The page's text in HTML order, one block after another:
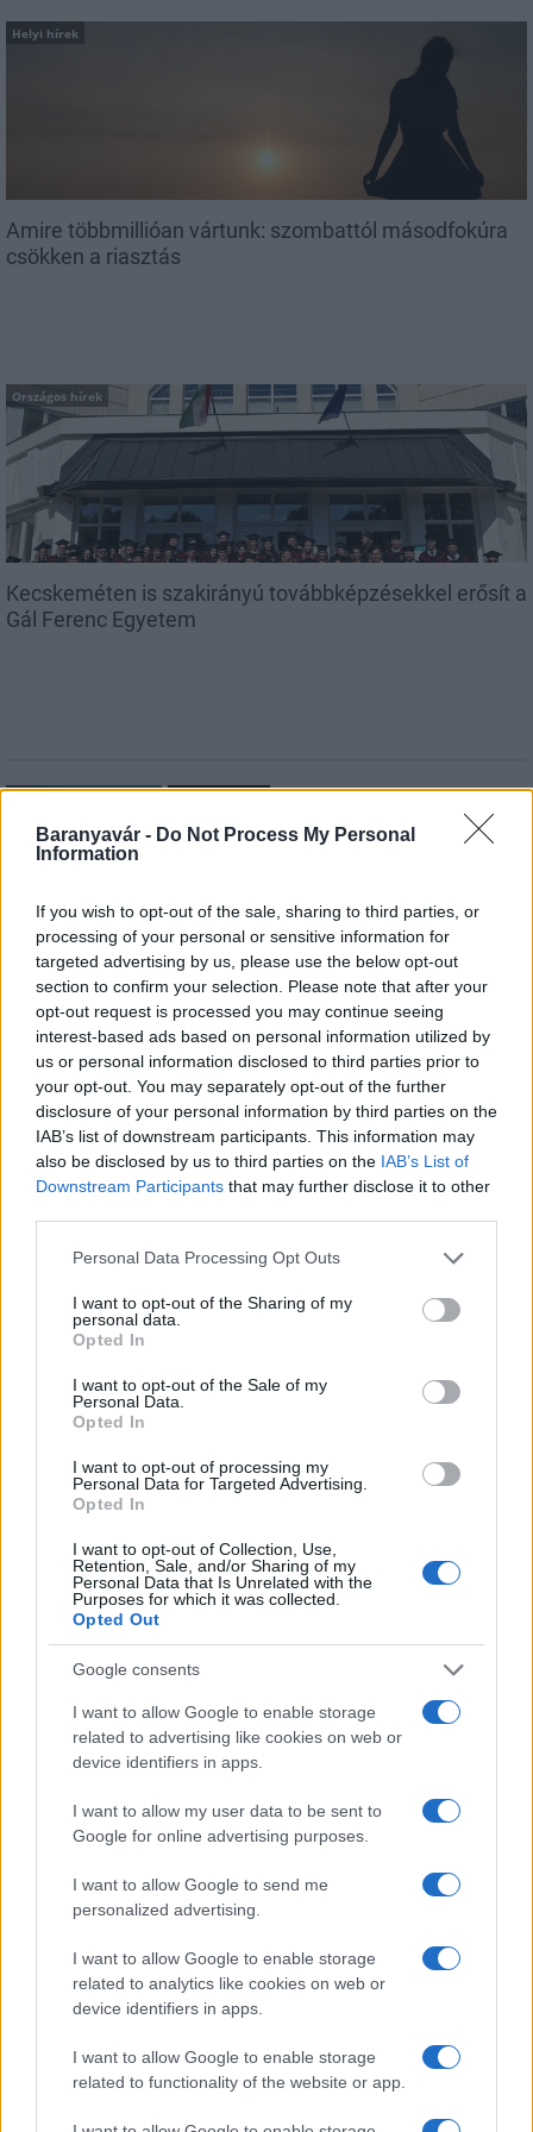
Baranyavár - Do Not Process My Personal
Information
If you wish to opt-out of the sale, sharing to third parties, or
processing of your personal or sensitive information for
targeted advertising by us, please use the below opt-out
section to confirm your selection. Please note that after your
opt-out request is processed you may continue seeing
interest-based ads based on personal information utilized by
us or personal information disclosed to third parties prior to
your opt-out. You may separately opt-out of the further
disclosure of your personal information by third parties on the
IAB’s list of downstream participants. This information may
also be disclosed by us to third parties on the IAB’s List of
Downstream Participants that may further disclose it to other
Please note that this website/app uses one or more Google
not limited to your visit or usage behaviour. You may click to
grant or deny consent to Google and its third-party tags to
use your data for below specified purposes in below Google
consent section.
Personal Data Processing Opt Outs
I want to opt-out of the Sharing of my
personal data.
Opted In
I want to opt-out of the Sale of my
Personal Data.
Opted In
I want to opt-out of processing my
Personal Data for Targeted Advertising.
Opted In
I want to opt-out of Collection, Use,
Retention, Sale, and/or Sharing of my
Personal Data that Is Unrelated with the
Purposes for which it was collected.
Opted Out
Google consents
I want to allow Google to enable storage
related to advertising like cookies on web or
device identifiers in apps.
I want to allow my user data to be sent to
Google for online advertising purposes.
I want to allow Google to send me
personalized advertising.
I want to allow Google to enable storage
related to analytics like cookies on web or
device identifiers in apps.
I want to allow Google to enable storage
related to functionality of the website or app.
Helyi hírek
Amire többmillióan vártunk: szombattól másodfokúra
csökken a riasztás
Országos hírek
Kecskeméten is szakirányú továbbképzésekkel erősít a
Gál Ferenc Egyetem
A lakosságra is fontos szerep hárul a
szúnyoginvázió elkerülésében
Országos hírek
Itt az ÉVOSZ megoldása a hőhullámok és
az energiakrízis kezelésére
Országos hírek
Miért éri meg Afrikában utat építeni?
Minden, amit a GED Afrika projektről
tudni kell
Kihívások labirintusában
Országos hírek
Túlfogyasztás napja - július 30-ra
HÍRLEVÉL
Feliratkozom a hírlevélre és elfogadom az
szabályzatot!
FELIRATKOZÁS
Open Orfű: mozgás, zene, közösség
Augusztus első hétvégéjén (augusztus 1-2.) a Pécsi-tó partja
Brandnyúl mini disco